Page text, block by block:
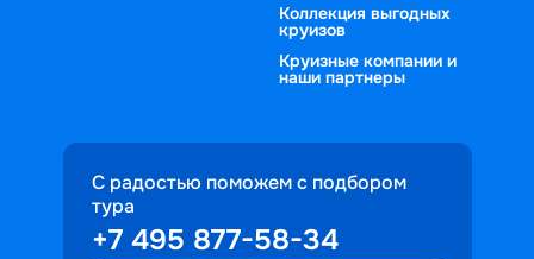
Коллекция выгодных
круизов
Круизные компании и
наши партнеры
С радостью поможем с подбором
тура
+7 495 877-58-34